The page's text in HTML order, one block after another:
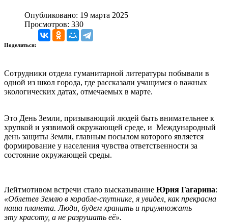
Опубликовано: 19 марта 2025
Просмотров: 330
Поделиться:
Сотрудники отдела гуманитарной литературы побывали в
одной из школ города, где рассказали учащимся о важных
экологических датах, отмечаемых в марте.
Это День Земли, призывающий людей быть внимательнее к
хрупкой и уязвимой окружающей среде, и Международный
день защиты Земли, главным посылом которого является
формирование у населения чувства ответственности за
состояние окружающей среды.
Лейтмотивом встречи стало высказывание Юрия Гагарина:
«Облетев Землю в корабле-спутнике, я увидел, как прекрасна
наша планета. Люди, будем хранить и приумножать
эту красоту, а не разрушать её».